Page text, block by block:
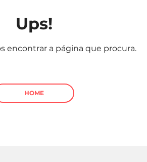
Ups!
encontrar a página que procura.
HOME